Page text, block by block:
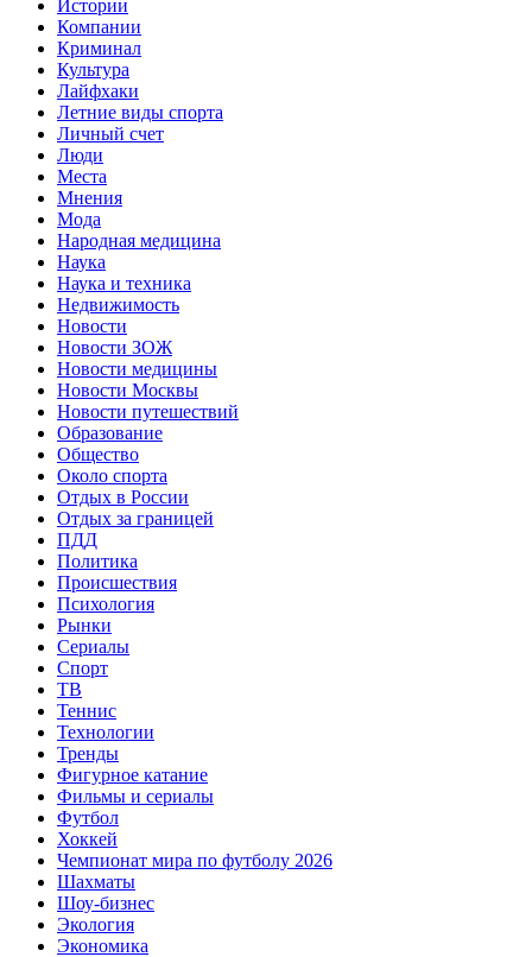
Истории
Компании
Криминал
Культура
Лайфхаки
Летние виды спорта
Личный счет
Люди
Места
Мнения
Мода
Народная медицина
Наука
Наука и техника
Недвижимость
Новости
Новости ЗОЖ
Новости медицины
Новости Москвы
Новости путешествий
Образование
Общество
Около спорта
Отдых в России
Отдых за границей
ПДД
Политика
Происшествия
Психология
Рынки
Сериалы
Спорт
ТВ
Теннис
Технологии
Тренды
Фигурное катание
Фильмы и сериалы
Футбол
Хоккей
Чемпионат мира по футболу 2026
Шахматы
Шоу-бизнес
Экология
Экономика